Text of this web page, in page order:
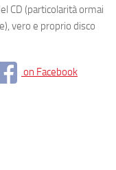
CD (particolarità ormai
vero e proprio disco
on Facebook